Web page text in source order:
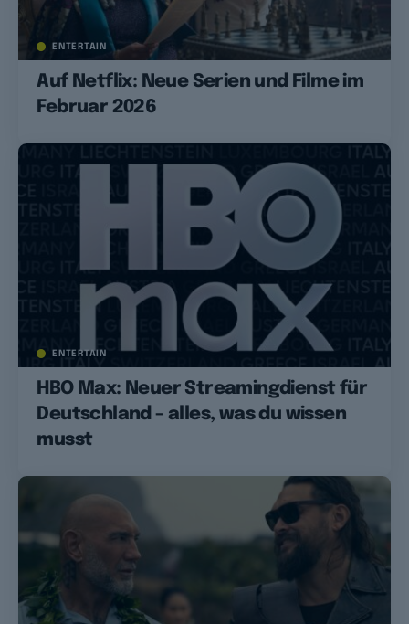
ENTERTAIN
Auf Netflix: Neue Serien und Filme im
Februar 2026
ENTERTAIN
HBO Max: Neuer Streamingdienst für
Deutschland – alles, was du wissen
musst